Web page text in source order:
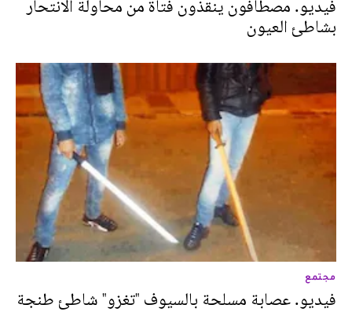
فيديو. مصطافون ينقذون فتاة من محاولة الانتحار
بشاطئ العيون
مجتمع
فيديو. عصابة مسلحة بالسيوف "تغزو" شاطئ طنجة